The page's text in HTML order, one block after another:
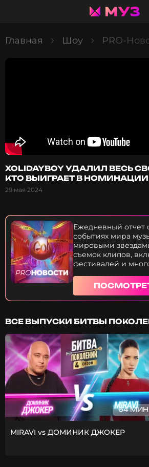
Главная Шоу PRO-
XOLIDAYBOY УДАЛИЛ ВЕСЬ
КТО ВЫИГРАЕТ В
ГРУППА?
29 мая 2024
Ежедневный отчет
событиях мира
мировыми
съемок клипов,
фестивалей и
ВСЕ ВЫПУСКИ БИТВЫ
64 МИН
MIRAVI vs ДОМИНИК ДЖОКЕР